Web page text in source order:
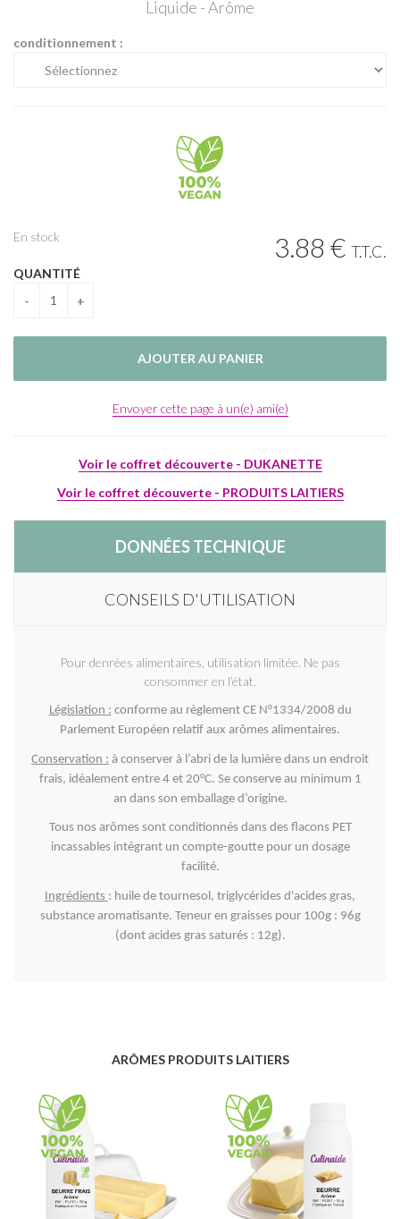
Liquide - Arôme
conditionnement :
3.88 € T.T.C.
En stock
QUANTITÉ
Envoyer cette page à un(e) ami(e)
Voir le coffret découverte - DUKANETTE
Voir le coffret découverte - PRODUITS LAITIERS
DONNÉES TECHNIQUE
CONSEILS D'UTILISATION
Pour denrées alimentaires, utilisation limitée. Ne pas
consommer en l’état.
Législation : conforme au règlement CE N°1334/2008 du
Parlement Européen relatif aux arômes alimentaires.
Conservation : à conserver à l’abri de la lumière dans un endroit
frais, idéalement entre 4 et 20°C. Se conserve au minimum 1
an dans son emballage d’origine.
Tous nos arômes sont conditionnés dans des flacons PET
incassables intégrant un compte-goutte pour un dosage
facilité.
Ingrédients : huile de tournesol, triglycérides d'acides gras,
substance aromatisante. Teneur en graisses pour 100g : 96g
(dont acides gras saturés : 12g).
ARÔMES PRODUITS LAITIERS